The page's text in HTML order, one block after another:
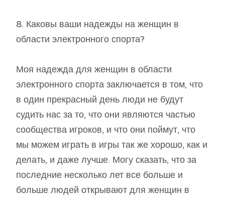
8. Каковы ваши надежды на женщин в
области электронного спорта?
Моя надежда для женщин в области
электронного спорта заключается в том, что
в один прекрасный день люди не будут
судить нас за то, что они являются частью
сообщества игроков, и что они поймут, что
мы можем играть в игры так же хорошо, как и
делать, и даже лучше. Могу сказать, что за
последние несколько лет все больше и
больше людей открывают для женщин в